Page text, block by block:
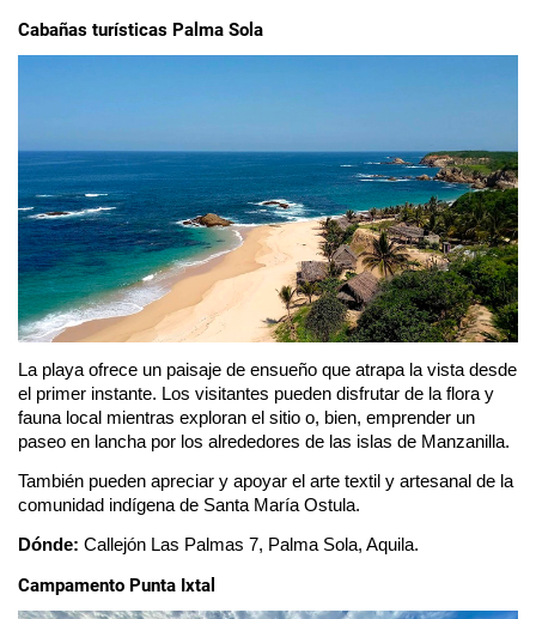
Cabañas turísticas Palma Sola
La playa ofrece un paisaje de ensueño que atrapa la vista desde
el primer instante. Los visitantes pueden disfrutar de la flora y
fauna local mientras exploran el sitio o, bien, emprender un
paseo en lancha por los alrededores de las islas de Manzanilla.
También pueden apreciar y apoyar el arte textil y artesanal de la
comunidad indígena de Santa María Ostula.
Dónde: Callejón Las Palmas 7, Palma Sola, Aquila.
Campamento Punta Ixtal